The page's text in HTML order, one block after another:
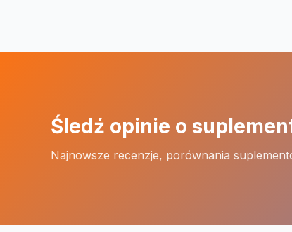
Śledź opinie o
Najnowsze recenzje, porównania